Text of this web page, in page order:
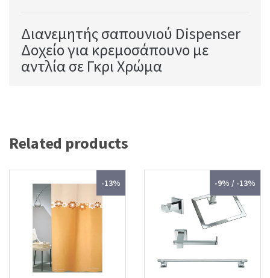
Διανεμητής σαπουνιού Dispenser
Δοχείο για κρεμοσάπουνο με
αντλία σε Γκρι Χρώμα
Related products
-13% -9% / -13%